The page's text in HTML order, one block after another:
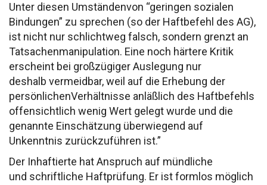
Unter diesen Umständenvon “geringen sozialen
Bindungen” zu sprechen (so der Haftbefehl des AG),
ist nicht nur schlichtweg falsch, sondern grenzt an
Tatsachenmanipulation. Eine noch härtere Kritik
erscheint bei großzügiger Auslegung nur
deshalb vermeidbar, weil auf die Erhebung der
persönlichenVerhältnisse anläßlich des Haftbefehls
offensichtlich wenig Wert gelegt wurde und die
genannte Einschätzung überwiegend auf
Unkenntnis zurückzuführen ist.”
Der Inhaftierte hat Anspruch auf mündliche
und schriftliche Haftprüfung. Er ist formlos möglich